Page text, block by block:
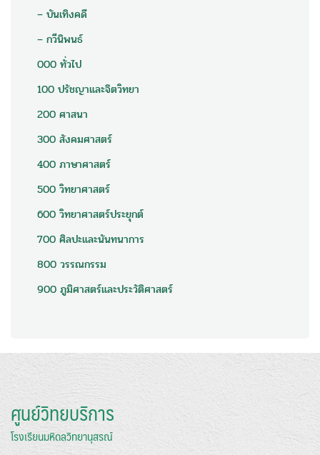
– บันเทิงคดี
– กวีนิพนธ์
000 ทั่วไป
100 ปรัชญาและจิตวิทยา
200 ศาสนา
300 สังคมศาสตร์
400 ภาษาศาสตร์
500 วิทยาศาสตร์
600 วิทยาศาสตร์ประยุกต์
700 ศิลปะและนันทนาการ
800 วรรณกรรม
900 ภูมิศาสตร์และประวัติศาสตร์
ศูนย์วิทยบริการ
โรงเรียนมหิดลวิทยานุสรณ์